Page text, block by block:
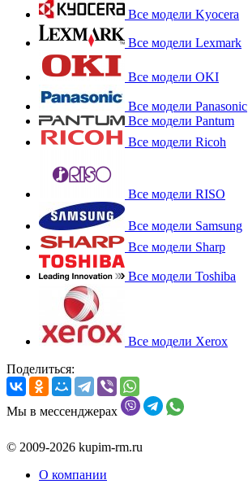
Все модели Kyocera
Все модели Lexmark
Все модели OKI
Все модели Panasonic
Все модели Pantum
Все модели Ricoh
Все модели RISO
Все модели Samsung
Все модели Sharp
Все модели Toshiba
Все модели Xerox
Поделиться:
Мы в мессенджерах
© 2009-2026 kupim-rm.ru
О компании